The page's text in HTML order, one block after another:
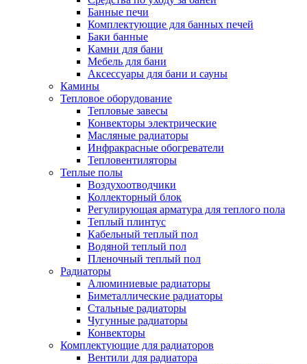
Банные печи
Комплектующие для банных печей
Баки банные
Камни для бани
Мебель для бани
Аксессуары для бани и сауны
Камины
Тепловое оборудование
Тепловые завесы
Конвекторы электрические
Масляные радиаторы
Инфракрасные обогреватели
Тепловентиляторы
Теплые полы
Воздухоотводчики
Коллекторный блок
Регулирующая арматура для теплого пола
Теплый плинтус
Кабельный теплый пол
Водяной теплый пол
Пленочный теплый пол
Радиаторы
Алюминиевые радиаторы
Биметаллические радиаторы
Стальные радиаторы
Чугунные радиаторы
Конвекторы
Комплектующие для радиаторов
Вентили для радиатора